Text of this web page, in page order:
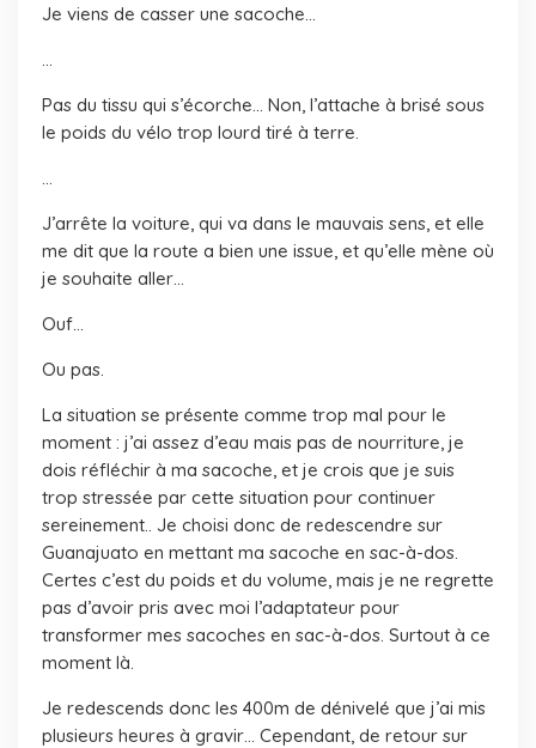
Je viens de casser une sacoche…
…
Pas du tissu qui s’écorche… Non, l’attache à brisé sous
le poids du vélo trop lourd tiré à terre.
…
J’arrête la voiture, qui va dans le mauvais sens, et elle
me dit que la route a bien une issue, et qu’elle mène où
je souhaite aller…
Ouf…
Ou pas.
La situation se présente comme trop mal pour le
moment : j’ai assez d’eau mais pas de nourriture, je
dois réfléchir à ma sacoche, et je crois que je suis
trop stressée par cette situation pour continuer
sereinement.. Je choisi donc de redescendre sur
Guanajuato en mettant ma sacoche en sac-à-dos.
Certes c’est du poids et du volume, mais je ne regrette
pas d’avoir pris avec moi l’adaptateur pour
transformer mes sacoches en sac-à-dos. Surtout à ce
moment là.
Je redescends donc les 400m de dénivelé que j’ai mis
plusieurs heures à gravir… Cependant, de retour sur